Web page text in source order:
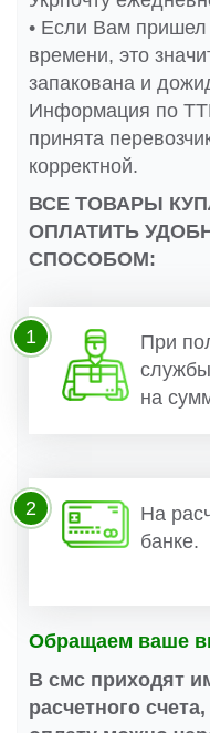
• Если Вам пришел
времени, это
запакована и
Информация по
принята
корректной.
ВСЕ ТОВАРЫ
ОПЛАТИТЬ
СПОСОБОМ:
При
на
1
На
банке.
2
Обращаем ваше
В смс приходят
расчетного